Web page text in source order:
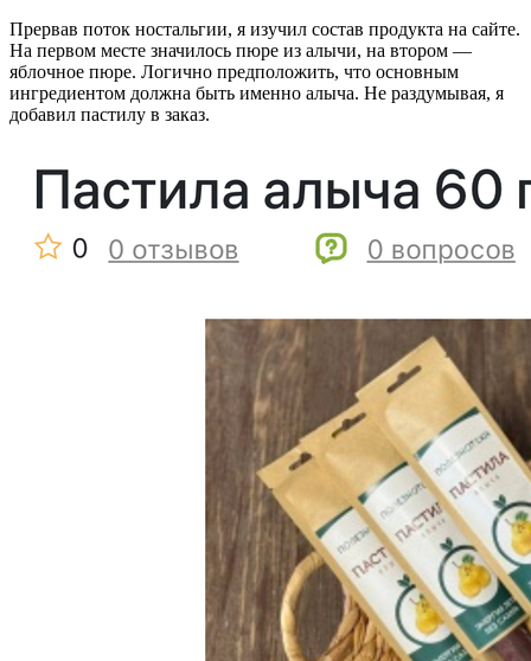
Прервав поток ностальгии, я изучил состав продукта на сайте.
На первом месте значилось пюре из алычи, на втором —
яблочное пюре. Логично предположить, что основным
ингредиентом должна быть именно алыча. Не раздумывая, я
добавил пастилу в заказ.